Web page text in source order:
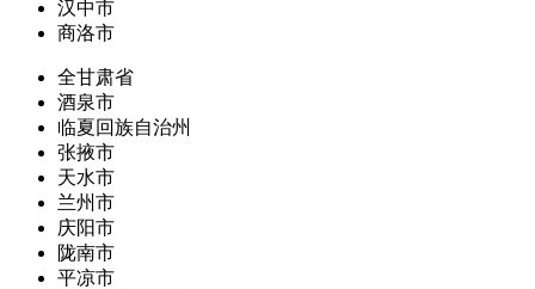
汉中市
商洛市
全甘肃省
酒泉市
临夏回族自治州
张掖市
天水市
兰州市
庆阳市
陇南市
平凉市